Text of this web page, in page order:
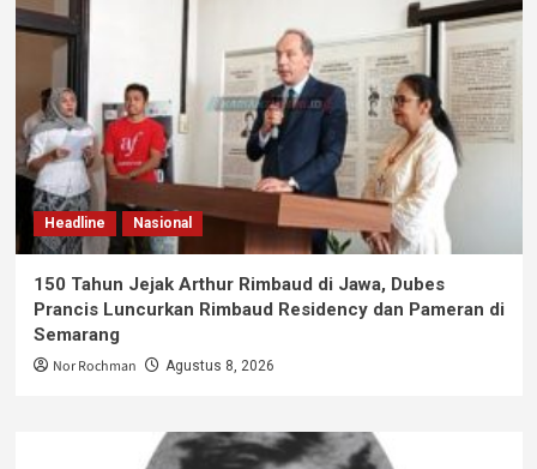
Headline Nasional
150 Tahun Jejak Arthur Rimbaud di Jawa, Dubes
Prancis Luncurkan Rimbaud Residency dan Pameran di
Semarang
Nor Rochman Agustus 8, 2026